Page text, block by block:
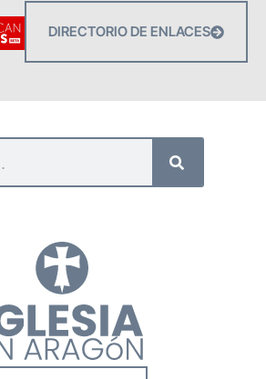
DIRECTORIO DE ENLACES